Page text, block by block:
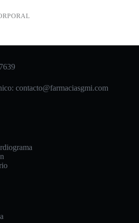
contacto@farmaciasgmi.com